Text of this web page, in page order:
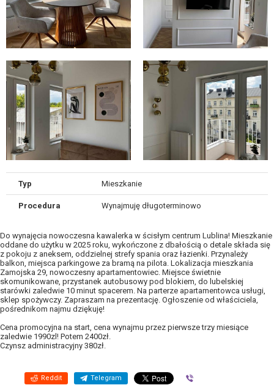
Typ Mieszkanie
Procedura Wynajmuję długoterminowo
Do wynajęcia nowoczesna kawalerka w ścisłym centrum Lublina! Mieszkanie
oddane do użytku w 2025 roku, wykończone z dbałością o detale składa się
z pokoju z aneksem, oddzielnej strefy spania oraz łazienki. Przynależy
balkon, miejsca parkingowe za bramą na pilota. Lokalizacja mieszkania
Zamojska 29, nowoczesny apartamentowiec. Miejsce świetnie
skomunikowane, przystanek autobusowy pod blokiem, do lubelskiej
starówki zaledwie 10 minut spacerem. Na parterze apartamentowca usługi,
sklep spożywczy. Zapraszam na prezentację. Ogłoszenie od właściciela,
pośrednikom najmu dziękuję!
Cena promocyjna na start, cena wynajmu przez pierwsze trzy miesiące
zaledwie 1990zl! Potem 2400zł.
Czynsz administracyjny 380zł.
Reddit Telegram